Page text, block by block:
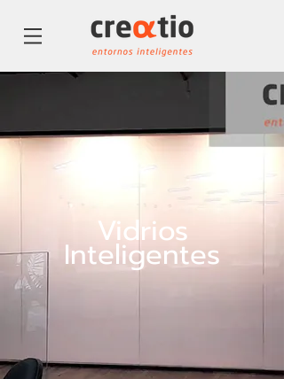
Vidrios
Inteligentes